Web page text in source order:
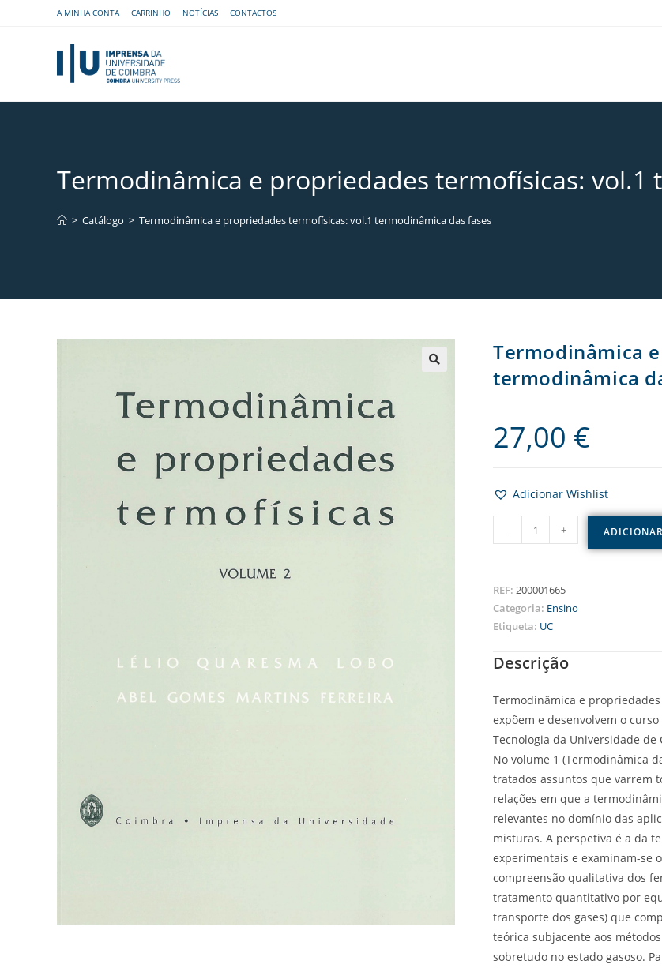
A MINHA CONTA CARRINHO NOTÍCIAS CONTACTOS
Termodinâmica e propriedades termofísicas: vol.1
> Catálogo > Termodinâmica e propriedades termofísicas: vol.1 termodinâmica das fases
Termodinâmica
termodinâmica
27,00 €
Adicionar Wishlist
- + ADICIONAR
REF: 200001665
Categoria: Ensino
Etiqueta: UC
Descrição
Termodinâmica e
expõem e desenvolvem o
Tecnologia da Universidade
No volume 1 (Termodinâmica
tratados assuntos que varrem
relações em que a
relevantes no domínio das
misturas. A perspetiva é a da
experimentais e examinam-se
compreensão qualitativa dos
tratamento quantitativo por
transporte dos gases) que
teórica subjacente aos
sobretudo no estado gasoso.